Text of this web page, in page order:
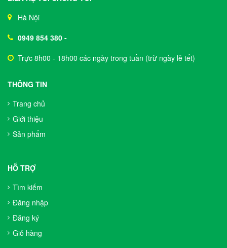
Hà Nội
0949 854 380 -
Trực 8h00 - 18h00 các ngày trong tuần (trừ ngày lễ tết)
THÔNG TIN
Trang chủ
Giới thiệu
Sản phẩm
HỖ TRỢ
Tìm kiếm
Đăng nhập
Đăng ký
Giỏ hàng